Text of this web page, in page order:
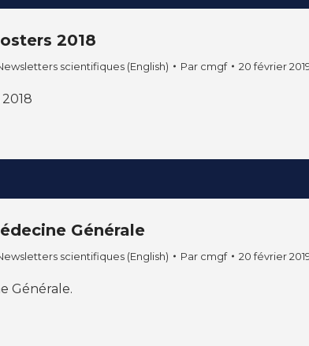
2018
scientifiques (English) Par cmgf 20 février
Générale
scientifiques (English) Par cmgf 20 février
Générale.